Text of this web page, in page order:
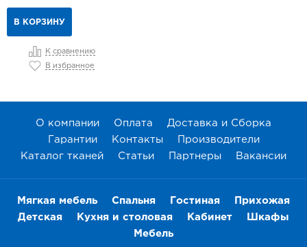
В КОРЗИНУ
К сравнению
В избранное
О компании Оплата
Доставка и Сборка
Гарантии
Контакты
Производители
Каталог тканей
Статьи Партнеры Вакансии
Мягкая мебель Спальня Гостиная
Прихожая
Детская
Кухня и столовая Кабинет
Шкафы
Мебель